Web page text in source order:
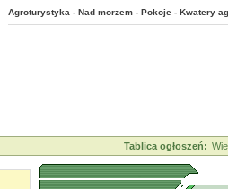
Agroturystyka - Nad morzem - Pokoje - Kwatery
Tablica ogłoszeń: